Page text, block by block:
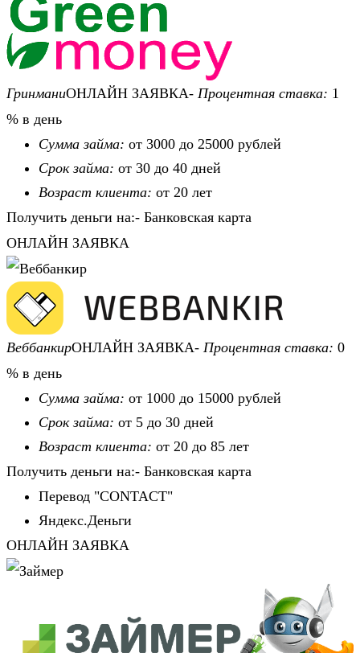
ГринманиОНЛАЙН ЗАЯВКА- Процентная ставка: 1
% в день
Сумма займа: от 3000 до 25000 рублей
Срок займа: от 30 до 40 дней
Возраст клиента: от 20 лет
Получить деньги на:- Банковская карта
ОНЛАЙН ЗАЯВКА
ВеббанкирОНЛАЙН ЗАЯВКА- Процентная ставка: 0
% в день
Сумма займа: от 1000 до 15000 рублей
Срок займа: от 5 до 30 дней
Возраст клиента: от 20 до 85 лет
Получить деньги на:- Банковская карта
Перевод "CONTACT"
Яндекс.Деньги
ОНЛАЙН ЗАЯВКА